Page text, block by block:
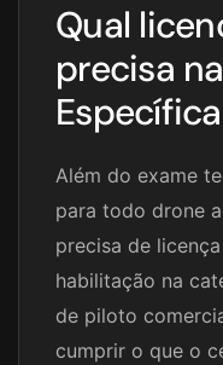
Qual
precisa
Além do exame
para todo drone
precisa de
habilitação na
de piloto
cumprir o que o